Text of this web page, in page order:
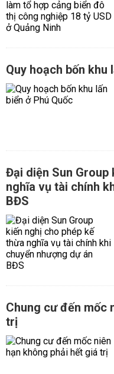
Quy hoạch bốn khu
Đại diện Sun Group
nghĩa vụ tài chính
BĐS
Chung cư đến mốc
trị